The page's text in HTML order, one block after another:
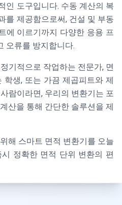
인 도구입니다. 수동 계산의 복
를 제공함으로써, 건설 및 부동
에 이르기까지 다양한 응용 프
오류를 방지합니다.
기적으로 작업하는 전문가, 면
생, 또는 가끔 제곱피트와 제
람이라면, 우리의 변환기는 포
산을 통해 간단한 솔루션을 제
해 스마트 면적 변환기를 오늘
정확한 면적 단위 변환의 편